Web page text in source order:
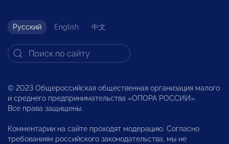
Русский English 中文
© 2023 Общероссийская общественная организация малого
и среднего предпринимательства «ОПОРА РОССИИ».
Все права защищены.
Комментарии на сайте проходят модерацию. Согласно
требованиям российского законодательства, мы не